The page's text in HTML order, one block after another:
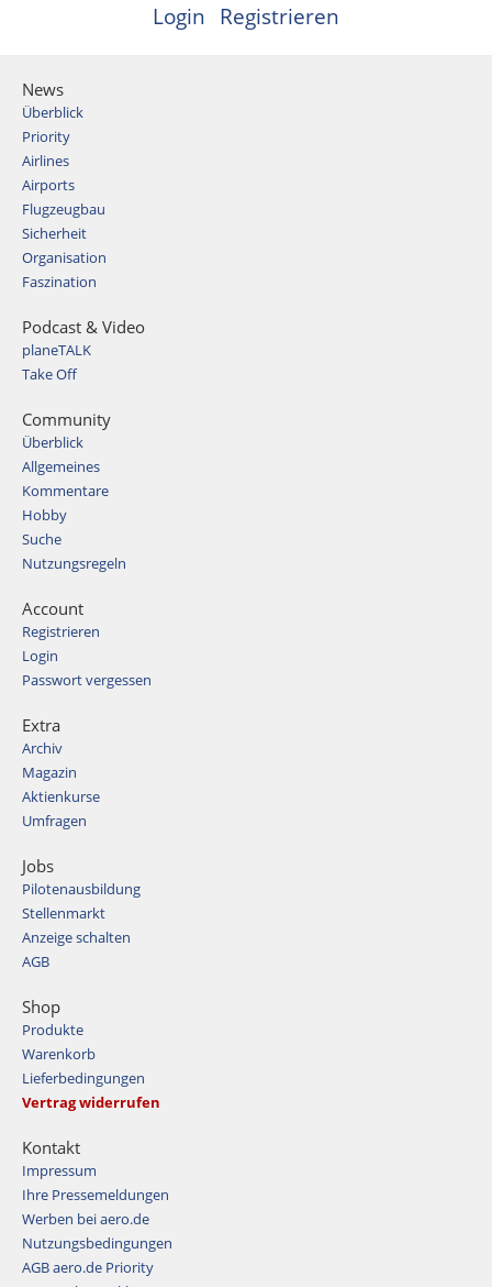
Login Registrieren
News
Überblick
Priority
Airlines
Airports
Flugzeugbau
Sicherheit
Organisation
Faszination
Podcast & Video
planeTALK
Take Off
Community
Überblick
Allgemeines
Kommentare
Hobby
Suche
Nutzungsregeln
Account
Registrieren
Login
Passwort vergessen
Extra
Archiv
Magazin
Aktienkurse
Umfragen
Jobs
Pilotenausbildung
Stellenmarkt
Anzeige schalten
AGB
Shop
Produkte
Warenkorb
Lieferbedingungen
Vertrag widerrufen
Kontakt
Impressum
Ihre Pressemeldungen
Werben bei aero.de
Nutzungsbedingungen
AGB aero.de Priority